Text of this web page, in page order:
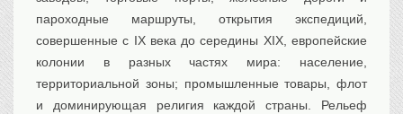
пароходные маршруты, открытия экспедиций,
совершенные с IX века до середины XIX, европейские
колонии в разных частях мира: население,
территориальной зоны; промышленные товары, флот
и доминирующая религия каждой страны. Рельеф